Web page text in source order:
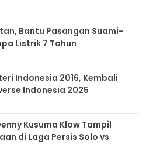
Bantu Pasangan Suami-
Listrik 7 Tahun
Indonesia 2016, Kembali
Indonesia 2025
Kusuma Klow Tampil
di Laga Persis Solo vs